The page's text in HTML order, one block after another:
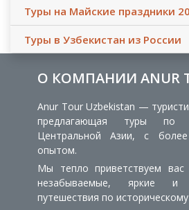
Туры на Майские праздники
Туры в Узбекистан из России
О КОМПАНИИ ANUR
Anur Tour Uzbekistan —
предлагающая туры по
Центральной Азии, с
опытом.
Мы тепло приветствуем
незабываемые, яркие и
путешествия по